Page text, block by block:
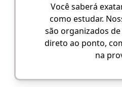
Você saberá
como estudar.
são organizados
direto ao ponto,
na